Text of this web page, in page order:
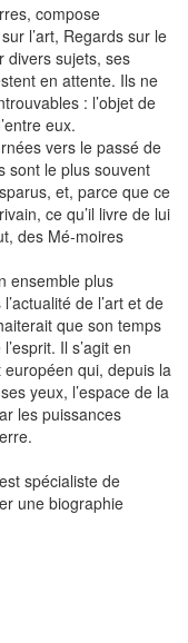
compose
l’art, Regards sur le
divers sujets, ses
en attente. Ils ne
: l’objet de
eux.
vers le passé de
sont le plus souvent
et, parce que ce
ce qu’il livre de lui
des Mé-moires
ensemble plus
de l’art et de
que son temps
Il s’agit en
qui, depuis la
yeux, l’espace de la
les puissances
spécialiste de
une biographie